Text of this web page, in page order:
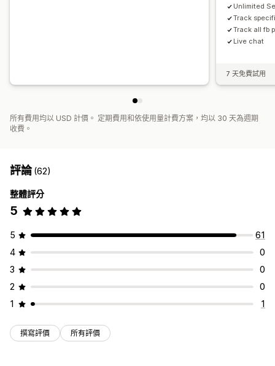
Unlimited
Track
Track all fb
Live chat
7 天免費試用
所有費用均以 USD 計價。 定期費用和依使用量計費方案，均以 30 天為週期
收費。
評論(62)
整體評分
5
5
61
4
0
3
0
2
0
1
1
撰寫評價 所有評價